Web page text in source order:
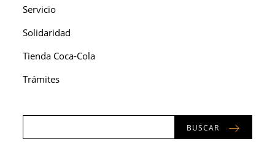
Servicio
Solidaridad
Tienda Coca-Cola
Trámites
BUSCAR